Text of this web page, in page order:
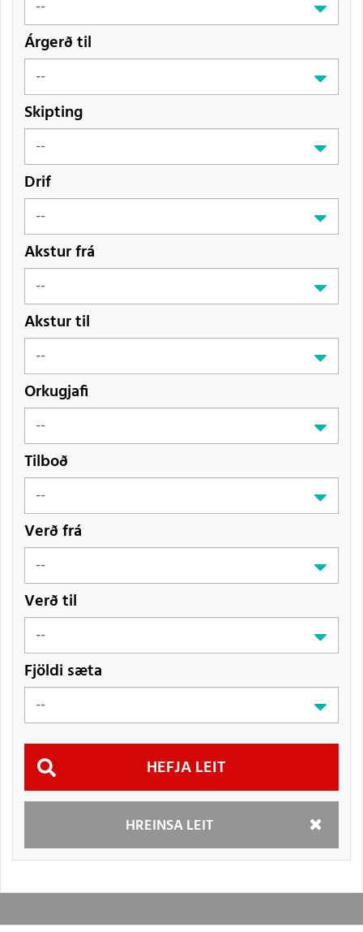
Árgerð til
Skipting
Drif
Akstur frá
Akstur til
Orkugjafi
Tilboð
Verð frá
Verð til
Fjöldi sæta
HREINSA LEIT
Hefja